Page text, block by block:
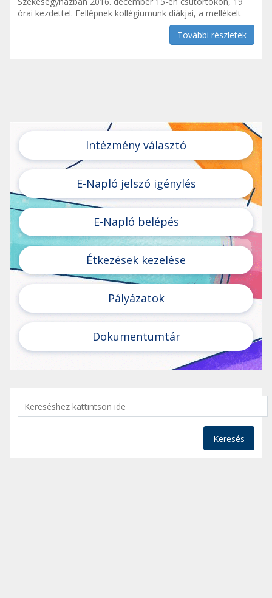
órai kezdettel. Fellépnek kollégiumunk diákjai, a mellékelt
További részletek
Intézmény választó
E-Napló jelszó igénylés
E-Napló belépés
Étkezések kezelése
Pályázatok
Dokumentumtár
Keresés